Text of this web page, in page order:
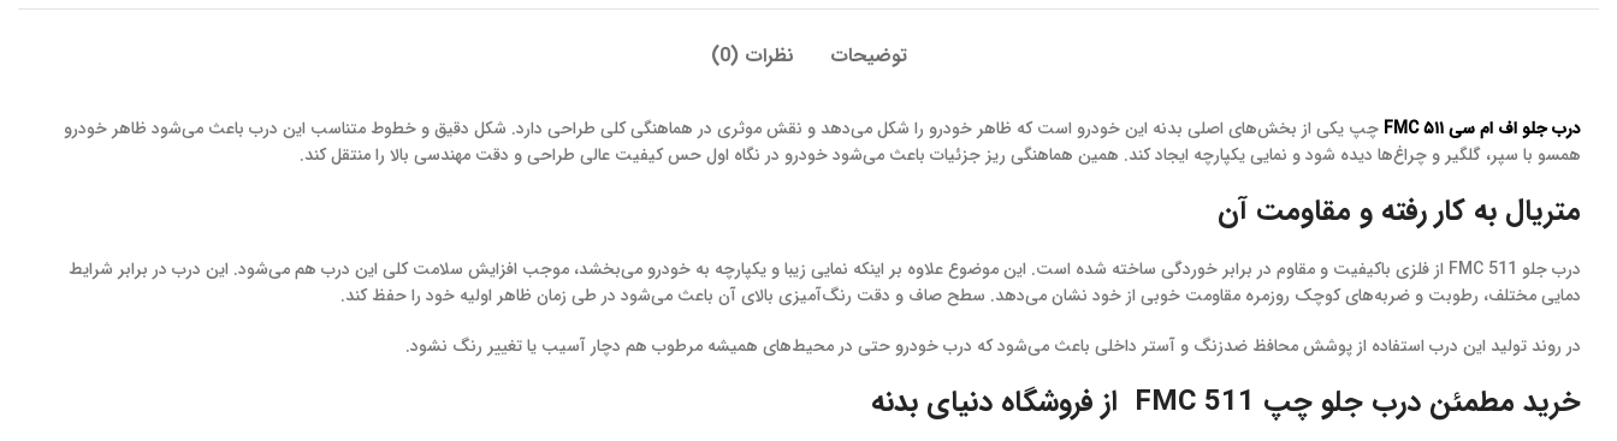
توضیحات نظرات (0)
درب جلو اف ام سی۵۱۱ FMC
چپ یکی از بخش‌های اصلی بدنه این خودرو است که ظاهر خودرو را شکل می‌دهد و نقش موثری در هماهنگی کلی طراحی دارد. شکل دقیق و خطوط متناسب این درب باعث می‌شود ظاهر خودرو
همسو با سپر، گلگیر و چراغ‌ها دیده شود و نمایی یکپارچه ایجاد کند. همین هماهنگی ریز جزئیات باعث می‌شود خودرو در نگاه اول حس کیفیت عالی طراحی و دقت مهندسی بالا را منتقل کند.
متریال به کار رفته و مقاومت آن
درب جلو FMC 511 از فلزی باکیفیت و مقاوم در برابر خوردگی ساخته شده است. این موضوع علاوه بر اینکه نمایی زیبا و یکپارچه به خودرو می‌بخشد، موجب افزایش سلامت کلی این درب هم می‌شود. این درب در برابر شرایط
دمایی مختلف، رطوبت و ضربه‌های کوچک روزمره مقاومت خوبی از خود نشان می‌دهد. سطح صاف و دقت رنگ‌آمیزی بالای آن باعث می‌شود در طی زمان ظاهر اولیه خود را حفظ کند.
در روند تولید این درب استفاده از پوشش محافظ ضدزنگ و آستر داخلی باعث می‌شود که درب خودرو حتی در محیط‌های همیشه مرطوب هم دچار آسیب یا تغییر رنگ نشود.
خرید مطمئن درب جلو چپ FMC 511 از فروشگاه دنیای بدنه